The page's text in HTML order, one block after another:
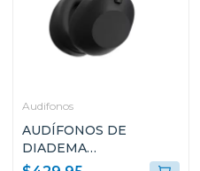
Audifonos
AUDÍFONOS DE
DIADEMA
INALÁMBRICOS SONY